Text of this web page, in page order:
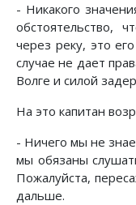
- Никакого
обстоятельство,
через реку, это
случае не дает
Волге и силой
На это капитан
- Ничего мы не
мы обязаны
Пожалуйста,
дальше.